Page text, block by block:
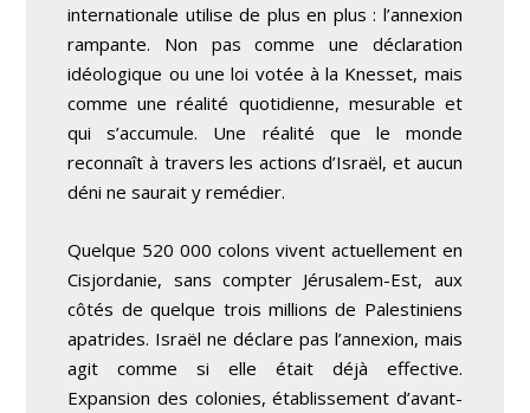
internationale utilise de plus en plus : l’annexion
rampante. Non pas comme une déclaration
idéologique ou une loi votée à la Knesset, mais
comme une réalité quotidienne, mesurable et
qui s’accumule. Une réalité que le monde
reconnaît à travers les actions d’Israël, et aucun
déni ne saurait y remédier.
Quelque 520 000 colons vivent actuellement en
Cisjordanie, sans compter Jérusalem-Est, aux
côtés de quelque trois millions de Palestiniens
apatrides. Israël ne déclare pas l’annexion, mais
agit comme si elle était déjà effective.
Expansion des colonies, établissement d’avant-